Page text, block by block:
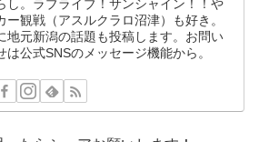
し。ラブライブ！サンシャイン！！や
ー観戦（アスルクラロ沼津）も好き。
地元新潟の話題も投稿します。お問い
は公式SNSのメッセージ機能から。